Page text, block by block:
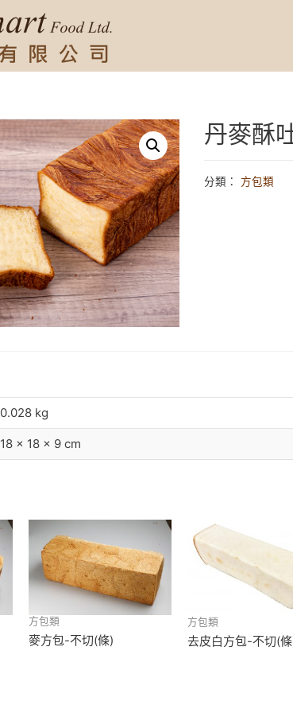
丹麥酥
分類： 方包類
0.028 kg
18 × 18 × 9 cm
方包類
麥方包-不切(條)
方包類
去皮白方包-不切(